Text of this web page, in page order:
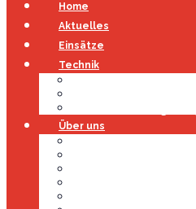
Home
Aktuelles
Einsätze
Technik
Über uns